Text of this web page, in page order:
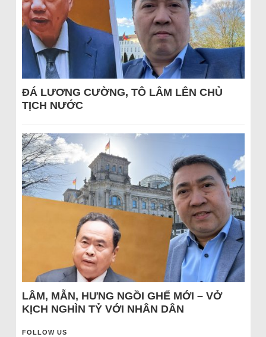
ĐÁ LƯƠNG CƯỜNG, TÔ LÂM LÊN CHỦ
TỊCH NƯỚC
LÂM, MẪN, HƯNG NGỒI GHẾ MỚI – VỞ
KỊCH NGHÌN TỶ VỚI NHÂN DÂN
FOLLOW US